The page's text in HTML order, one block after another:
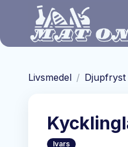
Hoppa till huvudinnehåll
Livsmedel / Djupfryst
Ivars